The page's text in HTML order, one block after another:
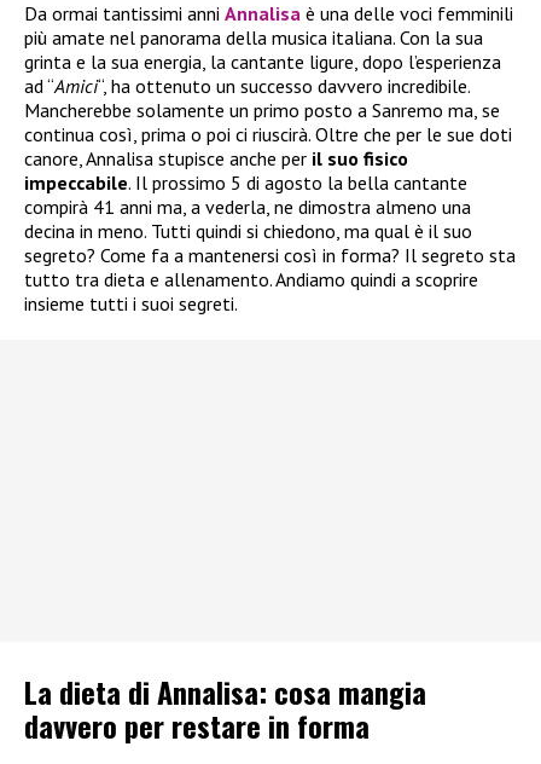
Da ormai tantissimi anni Annalisa è una delle voci femminili
più amate nel panorama della musica italiana. Con la sua
grinta e la sua energia, la cantante ligure, dopo l’esperienza
ad “Amici“, ha ottenuto un successo davvero incredibile.
Mancherebbe solamente un primo posto a Sanremo ma, se
continua così, prima o poi ci riuscirà. Oltre che per le sue doti
canore, Annalisa stupisce anche per il suo fisico
impeccabile. Il prossimo 5 di agosto la bella cantante
compirà 41 anni ma, a vederla, ne dimostra almeno una
decina in meno. Tutti quindi si chiedono, ma qual è il suo
segreto? Come fa a mantenersi così in forma? Il segreto sta
tutto tra dieta e allenamento. Andiamo quindi a scoprire
insieme tutti i suoi segreti.
La dieta di Annalisa: cosa mangia
davvero per restare in forma